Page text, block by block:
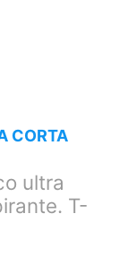
CORTA
ultra
T-